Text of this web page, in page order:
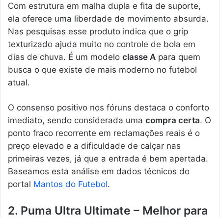
Com estrutura em malha dupla e fita de suporte,
ela oferece uma liberdade de movimento absurda.
Nas pesquisas esse produto indica que o grip
texturizado ajuda muito no controle de bola em
dias de chuva. É um modelo classe A para quem
busca o que existe de mais moderno no futebol
atual.
O consenso positivo nos fóruns destaca o conforto
imediato, sendo considerada uma compra certa. O
ponto fraco recorrente em reclamações reais é o
preço elevado e a dificuldade de calçar nas
primeiras vezes, já que a entrada é bem apertada.
Baseamos esta análise em dados técnicos do
portal Mantos do Futebol.
2. Puma Ultra Ultimate – Melhor para